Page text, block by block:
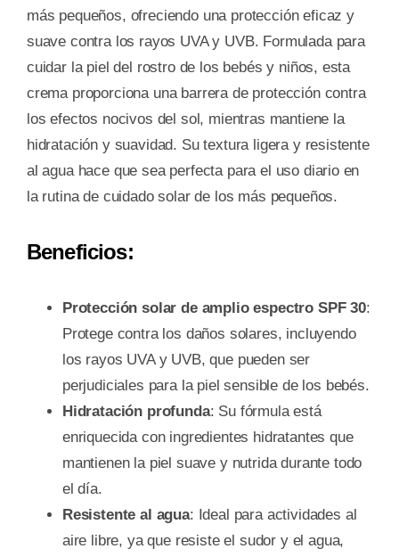
más pequeños, ofreciendo una protección eficaz y
suave contra los rayos UVA y UVB. Formulada para
cuidar la piel del rostro de los bebés y niños, esta
crema proporciona una barrera de protección contra
los efectos nocivos del sol, mientras mantiene la
hidratación y suavidad. Su textura ligera y resistente
al agua hace que sea perfecta para el uso diario en
la rutina de cuidado solar de los más pequeños.
Beneficios:
Protección solar de amplio espectro SPF 30:
Protege contra los daños solares, incluyendo
los rayos UVA y UVB, que pueden ser
perjudiciales para la piel sensible de los bebés.
Hidratación profunda: Su fórmula está
enriquecida con ingredientes hidratantes que
mantienen la piel suave y nutrida durante todo
el día.
Resistente al agua: Ideal para actividades al
aire libre, ya que resiste el sudor y el agua,